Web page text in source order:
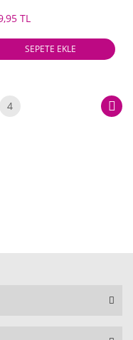
TL
SEPETE EKLE
4